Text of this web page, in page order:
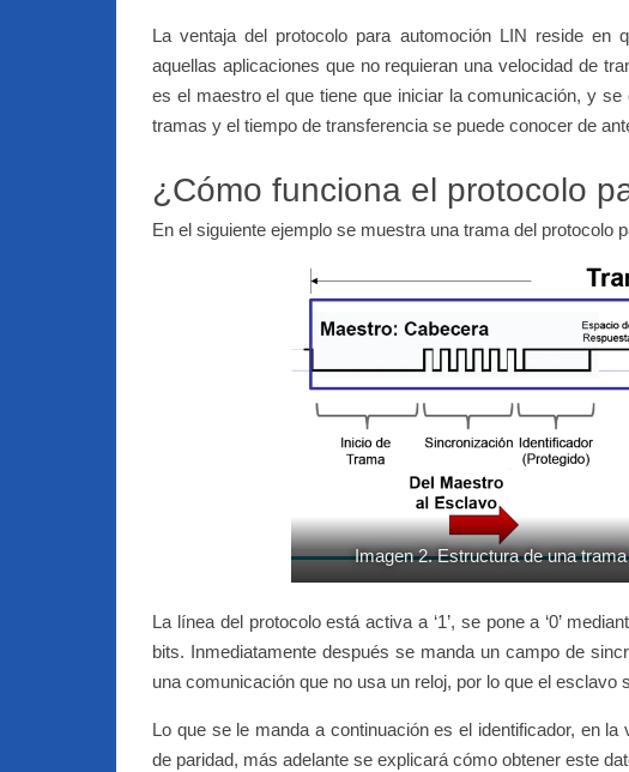
La ventaja del protocolo para automoción LIN reside
aquellas aplicaciones que no requieran una velocidad de
es el maestro el que tiene que iniciar la comunicación, y
tramas y el tiempo de transferencia se puede conocer de
¿Cómo funciona el protocolo
En el siguiente ejemplo se muestra una trama del protocolo
Imagen 2. Estructura de una
La línea del protocolo está activa a ‘1’, se pone a ‘0’
bits. Inmediatamente después se manda un campo de
una comunicación que no usa un reloj, por lo que el esclavo
Lo que se le manda a continuación es el identificador, en
de paridad, más adelante se explicará cómo obtener este